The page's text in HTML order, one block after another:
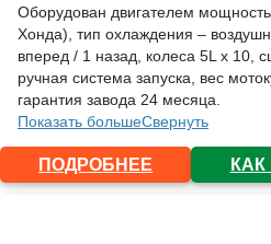
Оборудован двигателем
Хонда), тип охлаждения –
вперед / 1 назад, колеса 5L х 10,
ручная система запуска, вес
гарантия завода 24 месяца.
Показать большеСвернуть
ПОДРОБНЕЕ